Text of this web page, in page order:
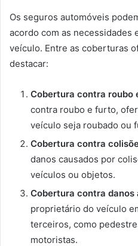
Os seguros automóveis
acordo com as
veículo. Entre as coberturas
destacar:
Cobertura contra roubo
contra roubo e furto,
veículo seja roubado ou
Cobertura contra
danos causados por
veículos ou objetos.
Cobertura contra danos
proprietário do veículo
terceiros, como
motoristas.